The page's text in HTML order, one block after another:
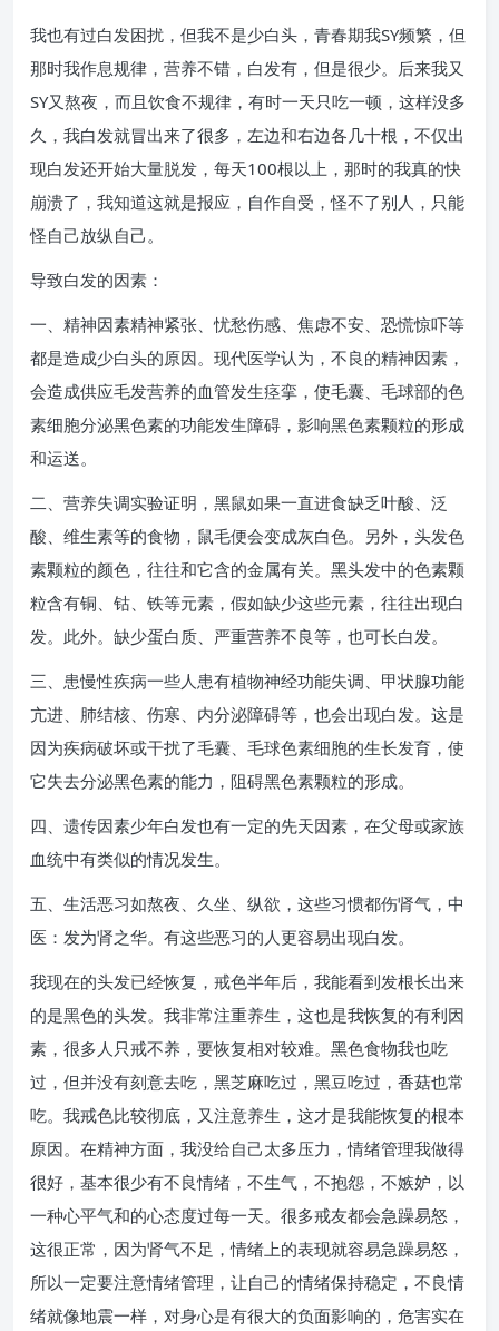
我也有过白发困扰，但我不是少白头，青春期我SY频繁，但
那时我作息规律，营养不错，白发有，但是很少。后来我又
SY又熬夜，而且饮食不规律，有时一天只吃一顿，这样没多
久，我白发就冒出来了很多，左边和右边各几十根，不仅出
现白发还开始大量脱发，每天100根以上，那时的我真的快
崩溃了，我知道这就是报应，自作自受，怪不了别人，只能
怪自己放纵自己。
导致白发的因素：
一、精神因素精神紧张、忧愁伤感、焦虑不安、恐慌惊吓等
都是造成少白头的原因。现代医学认为，不良的精神因素，
会造成供应毛发营养的血管发生痉挛，使毛囊、毛球部的色
素细胞分泌黑色素的功能发生障碍，影响黑色素颗粒的形成
和运送。
二、营养失调实验证明，黑鼠如果一直进食缺乏叶酸、泛
酸、维生素等的食物，鼠毛便会变成灰白色。另外，头发色
素颗粒的颜色，往往和它含的金属有关。黑头发中的色素颗
粒含有铜、钴、铁等元素，假如缺少这些元素，往往出现白
发。此外。缺少蛋白质、严重营养不良等，也可长白发。
三、患慢性疾病一些人患有植物神经功能失调、甲状腺功能
亢进、肺结核、伤寒、内分泌障碍等，也会出现白发。这是
因为疾病破坏或干扰了毛囊、毛球色素细胞的生长发育，使
它失去分泌黑色素的能力，阻碍黑色素颗粒的形成。
四、遗传因素少年白发也有一定的先天因素，在父母或家族
血统中有类似的情况发生。
五、生活恶习如熬夜、久坐、纵欲，这些习惯都伤肾气，中
医：发为肾之华。有这些恶习的人更容易出现白发。
我现在的头发已经恢复，戒色半年后，我能看到发根长出来
的是黑色的头发。我非常注重养生，这也是我恢复的有利因
素，很多人只戒不养，要恢复相对较难。黑色食物我也吃
过，但并没有刻意去吃，黑芝麻吃过，黑豆吃过，香菇也常
吃。我戒色比较彻底，又注意养生，这才是我能恢复的根本
原因。在精神方面，我没给自己太多压力，情绪管理我做得
很好，基本很少有不良情绪，不生气，不抱怨，不嫉妒，以
一种心平气和的心态度过每一天。很多戒友都会急躁易怒，
这很正常，因为肾气不足，情绪上的表现就容易急躁易怒，
所以一定要注意情绪管理，让自己的情绪保持稳定，不良情
绪就像地震一样，对身心是有很大的负面影响的，危害实在